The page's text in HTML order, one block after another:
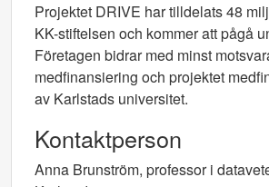
Projektet DRIVE har tilldelats 48
KK-stiftelsen och kommer att pågå
Företagen bidrar med minst
medfinansiering och projektet
av Karlstads universitet.
Kontaktperson
Anna Brunström, professor i